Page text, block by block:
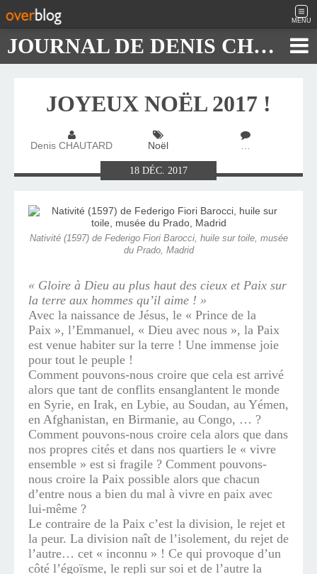
MENU
JOURNAL DE DENIS CHAUTARD
JOYEUX NOËL 2017 !
Denis CHAUTARD Noël …
18 DÉC. 2017
Nativité (1597) de Federigo Fiori Barocci, huile sur toile, musée
du Prado, Madrid
« Gloire à Dieu au plus haut des cieux et Paix sur
la terre aux hommes qu’il aime ! »
Avec la naissance de Jésus, le « Prince de la
Paix », l’Emmanuel, « Dieu avec nous », la Paix
est venue habiter sur la terre ! Une immense joie
pour tout le peuple !
Comment pouvons-nous croire que cela est arrivé
alors que tant de conflits ensanglantent le monde
en Syrie, en Irak, en Lybie, au Soudan, au Yémen,
en Afghanistan, en Birmanie, au Congo, … ?
Comment pouvons-nous croire cela alors que dans
nos propres cités et dans nos quartiers le « vivre
ensemble » est si fragile ? Comment pouvons-
nous croire la Paix possible alors que chacun
d’entre nous a bien du mal à vivre en paix avec
lui-même ?
Le contraire de la Paix c’est la division, le rejet et
la peur. La division naît de l’isolement, du rejet de
l’autre… cet « inconnu » ! Ce qui provoque d’un
côté l’égoïsme, le repli sur soi et de l’autre la